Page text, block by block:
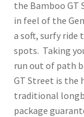
the Bamboo
in feel of the
a soft, surfy ride
spots. Taking
run out of path
GT Street is the
traditional
package